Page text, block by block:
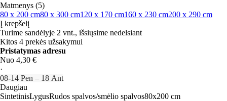
Matmenys (5)
80 x 200 cm80 x 300 cm120 x 170 cm160 x 230 cm200 x 290 cm
Į krepšelį
Turime sandėlyje 2 vnt., išsiųsime nedelsiant
Kitos 4 prekės užsakymui
Pristatymas adresu
Nuo 4,30 €
·
08‑14 Pen – 18 Ant
Daugiau
SintetinisLygusRudos spalvos/smėlio spalvos80x200 cm